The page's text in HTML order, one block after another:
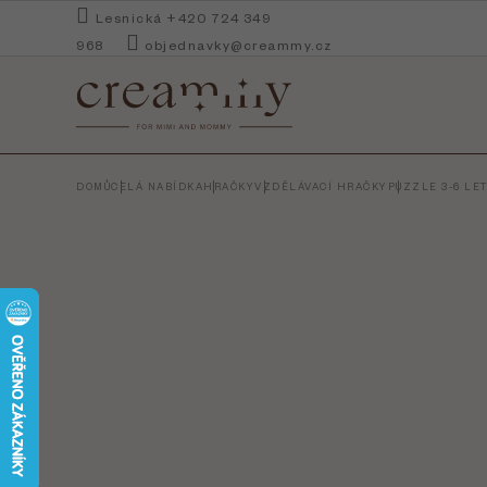
Lesnická +420 724 349
968
objednavky@creammy.cz
DOMŮCELÁ NABÍDKAHRAČKYVZDĚLÁVACÍ HRAČKY PUZZLE 3-6 LET